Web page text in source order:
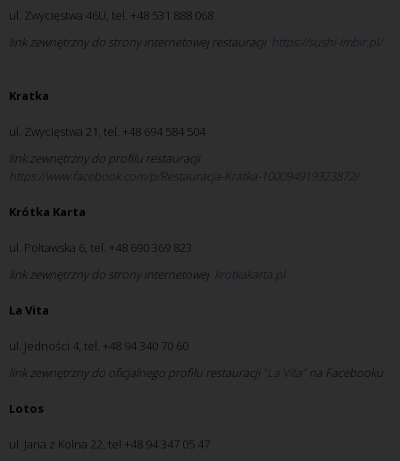
ul. Zwycięstwa 46U, tel. +48 531 888 068
link zewnętrzny do strony internetowej restauracji https://sushi-imbir.pl/
Kratka
ul. Zwycięstwa 21, tel. +48 694 584 504
link zewnętrzny do profilu restauracji
https://www.facebook.com/p/Restauracja-Kratka-100094919323872/
Krótka Karta
ul. Połtawska 6, tel. +48 690 369 823
link zewnętrzny do strony internetowej krotkakarta.pl
La Vita
ul. Jedności 4, tel. +48 94 340 70 60
link zewnętrzny do oficjalnego profilu restauracji "La Vita" na Facebooku
Lotos
ul. Jana z Kolna 22, tel.+48 94 347 05 47